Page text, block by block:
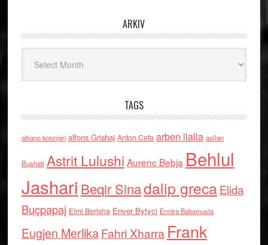
ARKIV
TAGS
albano kolonjari alfons Grishaj Anton Cefa arben llalla asllan
Bushati Astrit Lulushi Aurenc Bebja Behlul
Jashari Beqir Sinadalip grecaElida
Buçpapaj Elmi Berisha Enver Bytyci Ermira Babamusta
Eugjen MerlikaFahri Xharra Frank